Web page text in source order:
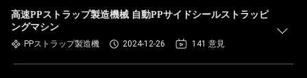
高速PPストラップ製造機械 自動PPサイドシールストラッピ
ングマシン
PPストラップ製造機 2024-12-26 141 意見